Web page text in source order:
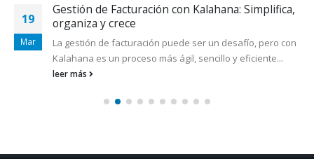
19
Mar
Gestión de Facturación con Kalahana: Simplifica,
organiza y crece
La gestión de facturación puede ser un desafío, pero con
Kalahana es un proceso más ágil, sencillo y eficiente...
leer más